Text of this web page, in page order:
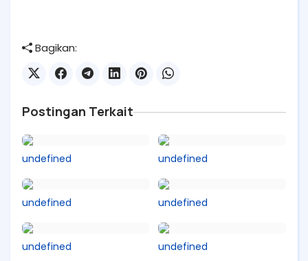
Bagikan:
Postingan Terkait
undefined undefined
undefined undefined
undefined undefined